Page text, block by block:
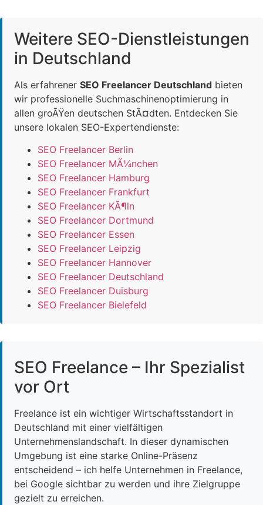
Weitere SEO-Dienstleistungen
in Deutschland
Als erfahrener SEO Freelancer Deutschland bieten
wir professionelle Suchmaschinenoptimierung in
allen groÃŸen deutschen StÃ¤dten. Entdecken Sie
unsere lokalen SEO-Expertendienste:
SEO Freelancer Berlin
SEO Freelancer MÃ¼nchen
SEO Freelancer Hamburg
SEO Freelancer Frankfurt
SEO Freelancer KÃ¶ln
SEO Freelancer Dortmund
SEO Freelancer Essen
SEO Freelancer Leipzig
SEO Freelancer Hannover
SEO Freelancer Deutschland
SEO Freelancer Duisburg
SEO Freelancer Bielefeld
SEO Freelance – Ihr Spezialist
vor Ort
Freelance ist ein wichtiger Wirtschaftsstandort in
Deutschland mit einer vielfältigen
Unternehmenslandschaft. In dieser dynamischen
Umgebung ist eine starke Online-Präsenz
entscheidend – ich helfe Unternehmen in Freelance,
bei Google sichtbar zu werden und ihre Zielgruppe
gezielt zu erreichen.